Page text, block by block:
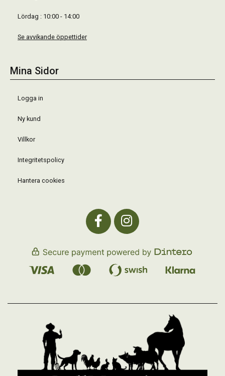
Lördag : 10:00 - 14:00
Se avvikande öppettider
Mina Sidor
Logga in
Ny kund
Villkor
Integritetspolicy
Hantera cookies